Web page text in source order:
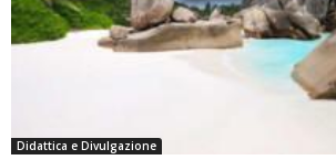
Didattica e Divulgazione